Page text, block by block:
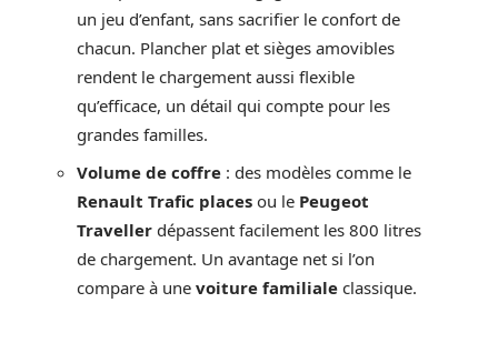
un jeu d’enfant, sans sacrifier le confort de
chacun. Plancher plat et sièges amovibles
rendent le chargement aussi flexible
qu’efficace, un détail qui compte pour les
grandes familles.
Volume de coffre : des modèles comme le
Renault Trafic places ou le Peugeot
Traveller dépassent facilement les 800 litres
de chargement. Un avantage net si l’on
compare à une voiture familiale classique.